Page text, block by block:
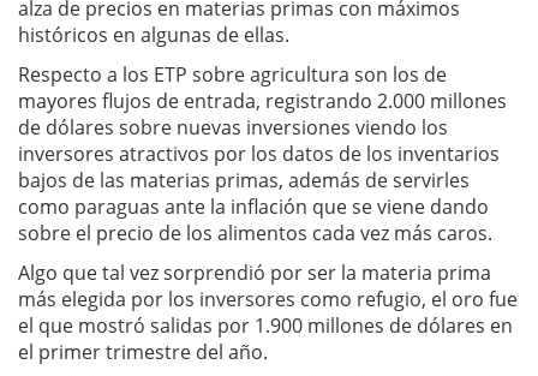
alza de precios en materias primas con máximos
históricos en algunas de ellas.
Respecto a los ETP sobre agricultura son los de
mayores flujos de entrada, registrando 2.000 millones
de dólares sobre nuevas inversiones viendo los
inversores atractivos por los datos de los inventarios
bajos de las materias primas, además de servirles
como paraguas ante la inflación que se viene dando
sobre el precio de los alimentos cada vez más caros.
Algo que tal vez sorprendió por ser la materia prima
más elegida por los inversores como refugio, el oro fue
el que mostró salidas por 1.900 millones de dólares en
el primer trimestre del año.